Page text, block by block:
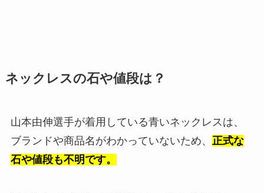
ネックレスの石や値段は？
山本由伸選手が着用している青いネックレスは、
ブランドや商品名がわかっていないため、 正式な
石や値段も不明です。